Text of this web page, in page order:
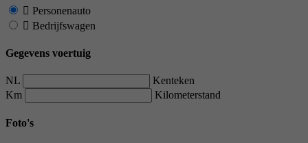
Personenauto
Bedrijfswagen
Gegevens voertuig
NL
Kenteken
Km
Kilometerstand
Foto's